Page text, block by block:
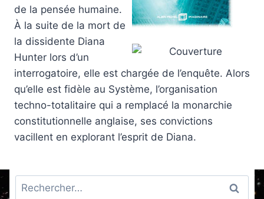
de la pensée humaine.
À la suite de la mort de
la dissidente Diana
Hunter lors d’un
interrogatoire, elle est chargée de l’enquête. Alors
qu’elle est fidèle au Système, l’organisation
techno-totalitaire qui a remplacé la monarchie
constitutionnelle anglaise, ses convictions
vacillent en explorant l’esprit de Diana.
Rechercher :